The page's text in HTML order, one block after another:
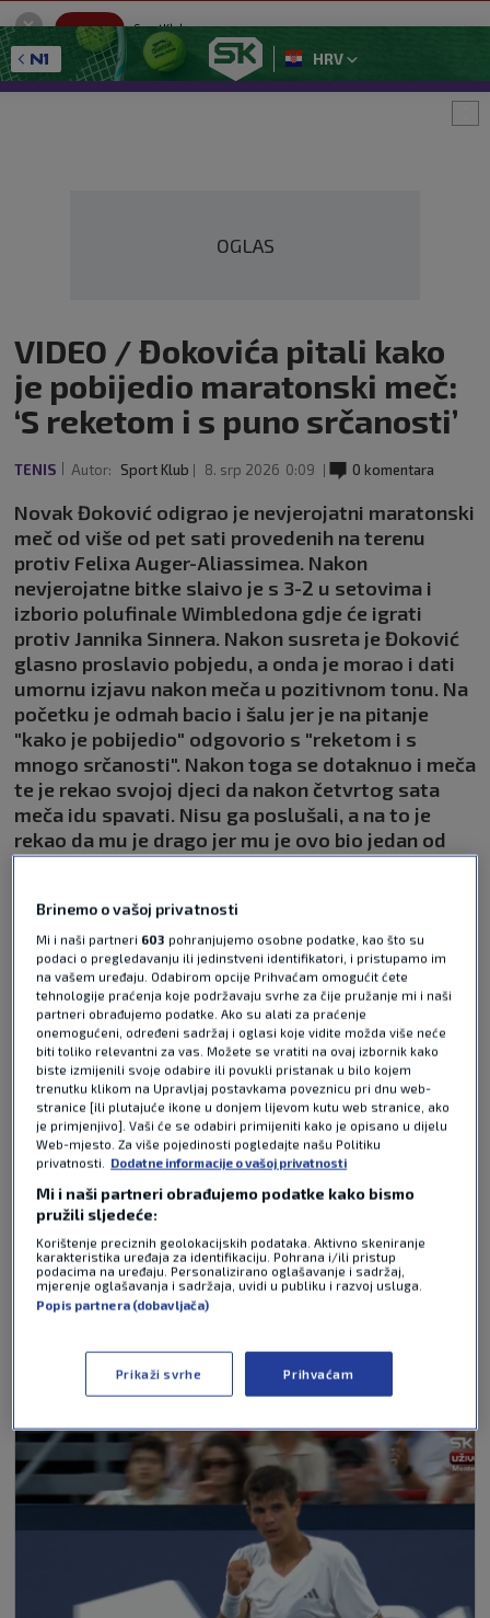
SportKlub
Sport portal
GET - On the Google Play
HRV
OGLAS
VIDEO / Đokovića pitali kako
je pobijedio maratonski meč:
‘S reketom i s puno srčanosti’
TENIS Autor: Sport Klub 8. srp 2026 0:09 0 komentara
Novak Đoković odigrao je nevjerojatni maratonski
meč od više od pet sati provedenih na terenu
protiv Felixa Auger-Aliassimea. Nakon
nevjerojatne bitke slaivo je s 3-2 u setovima i
izborio polufinale Wimbledona gdje će igrati
protiv Jannika Sinnera. Nakon susreta je Đoković
glasno proslavio pobjedu, a onda je morao i dati
umornu izjavu nakon meča u pozitivnom tonu. Na
početku je odmah bacio i šalu jer je na pitanje
"kako je pobijedio" odgovorio s "reketom i s
mnogo srčanosti". Nakon toga se dotaknuo i meča
te je rekao svojoj djeci da nakon četvrtog sata
meča idu spavati. Nisu ga poslušali, a na to je
rekao da mu je drago jer mu je ovo bio jedan od
najbolje odigranih mečeva u Wimbledonu.
bez energije. Pročitaj više
Pošalji odgovor
Pošalji
NAJČITANIJE VIJESTI - TENIS
Brinemo o vašoj privatnosti
Mi i naši partneri 603 pohranjujemo osobne podatke, kao što su
podaci o pregledavanju ili jedinstveni identifikatori, i pristupamo im
na vašem uređaju. Odabirom opcije Prihvaćam omogućit ćete
tehnologije praćenja koje podržavaju svrhe za čije pružanje mi i naši
partneri obrađujemo podatke. Ako su alati za praćenje
onemogućeni, određeni sadržaj i oglasi koje vidite možda više neće
biti toliko relevantni za vas. Možete se vratiti na ovaj izbornik kako
biste izmijenili svoje odabire ili povukli pristanak u bilo kojem
trenutku klikom na Upravljaj postavkama poveznicu pri dnu web-
stranice [ili plutajuće ikone u donjem lijevom kutu web stranice, ako
je primjenjivo]. Vaši će se odabiri primijeniti kako je opisano u dijelu
Web-mjesto. Za više pojedinosti pogledajte našu Politiku
privatnosti.
Dodatne informacije o vašoj privatnosti
Mi i naši partneri obrađujemo podatke kako bismo
pružili sljedeće:
Korištenje preciznih geolokacijskih podataka. Aktivno skeniranje
karakteristika uređaja za identifikaciju. Pohrana i/ili pristup
podacima na uređaju. Personalizirano oglašavanje i sadržaj,
mjerenje oglašavanja i sadržaja, uvidi u publiku i razvoj usluga.
Popis partnera (dobavljača)
Prikaži svrhe Prihvaćam